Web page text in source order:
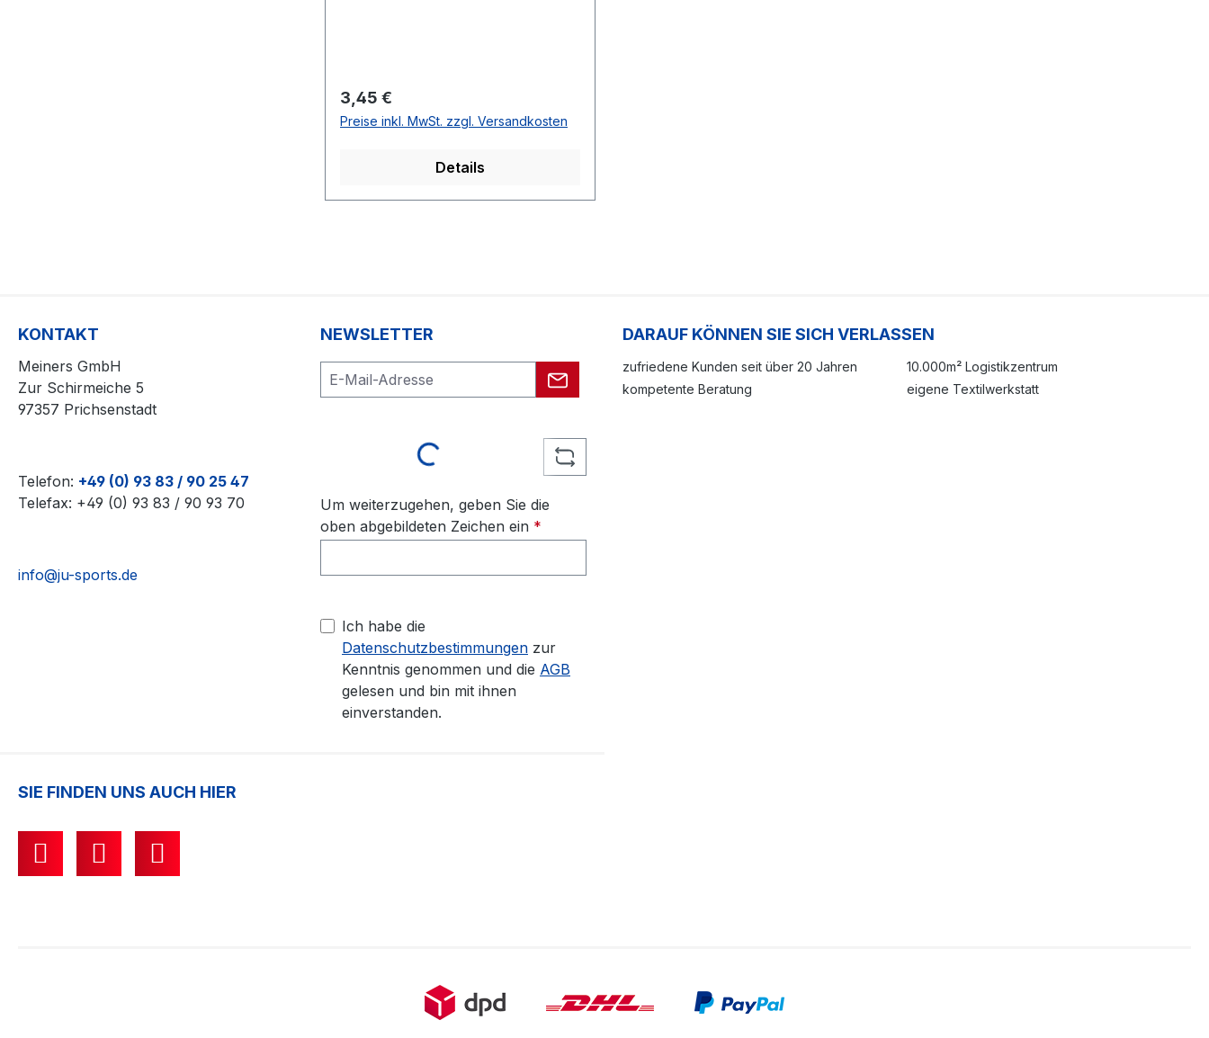
Regulärer Preis:
3,45 €
Preise inkl. MwSt. zzgl. Versandkosten
Details
KONTAKT
Meiners GmbH
Zur Schirmeiche 5
97357 Prichsenstadt
Telefon: +49 (0) 93 83 / 90 25 47
Telefax: +49 (0) 93 83 / 90 93 70
info@ju-sports.de
NEWSLETTER
Loading...
Um weiterzugehen, geben Sie die
oben abgebildeten Zeichen ein *
Ich habe die
Datenschutzbestimmungen zur
Kenntnis genommen und die AGB
gelesen und bin mit ihnen
einverstanden.
DARAUF KÖNNEN SIE SICH VERLASSEN
zufriedene Kunden seit über 20 Jahren
10.000m² Logistikzentrum
kompetente Beratung
eigene Textilwerkstatt
SIE FINDEN UNS AUCH HIER